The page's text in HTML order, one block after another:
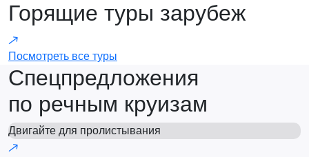
Горящие туры зарубеж
Посмотреть все туры
Спецпредложения
по речным круизам
Двигайте для пролистывания